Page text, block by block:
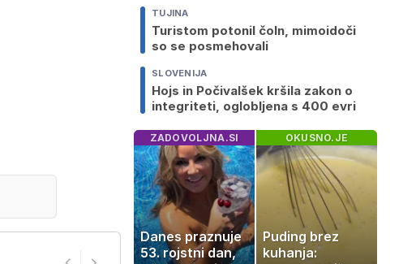
TUJINA
Turistom potonil čoln, mimoidoči
so se posmehovali
SLOVENIJA
Hojs in Počivalšek kršila zakon o
integriteti, oglobljena s 400 evri
ZADOVOLJNA.SI
Danes praznuje
53. rojstni dan,
OKUSNO.JE
Puding brez
kuhanja: